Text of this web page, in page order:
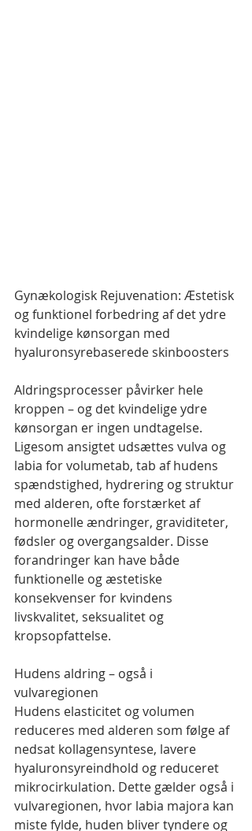
Gynækologisk Rejuvenation: Æstetisk
og funktionel forbedring af det ydre
kvindelige kønsorgan med
hyaluronsyrebaserede skinboosters
Aldringsprocesser påvirker hele
kroppen – og det kvindelige ydre
kønsorgan er ingen undtagelse.
Ligesom ansigtet udsættes vulva og
labia for volumetab, tab af hudens
spændstighed, hydrering og struktur
med alderen, ofte forstærket af
hormonelle ændringer, graviditeter,
fødsler og overgangsalder. Disse
forandringer kan have både
funktionelle og æstetiske
konsekvenser for kvindens
livskvalitet, seksualitet og
kropsopfattelse.
Hudens aldring – også i
vulvaregionen
Hudens elasticitet og volumen
reduceres med alderen som følge af
nedsat kollagensyntese, lavere
hyaluronsyreindhold og reduceret
mikrocirkulation. Dette gælder også i
vulvaregionen, hvor labia majora kan
miste fylde, huden bliver tyndere og